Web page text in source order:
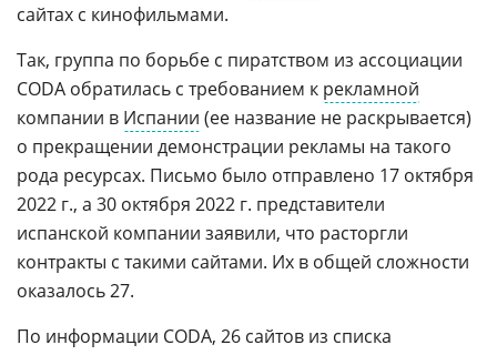
сайтах с кинофильмами.
Так, группа по борьбе с пиратством из ассоциации
CODA обратилась с требованием к рекламной
компании в Испании (ее название не раскрывается)
о прекращении демонстрации рекламы на такого
рода ресурсах. Письмо было отправлено 17 октября
2022 г., а 30 октября 2022 г. представители
испанской компании заявили, что расторгли
контракты с такими сайтами. Их в общей сложности
оказалось 27.
По информации CODA, 26 сайтов из списка